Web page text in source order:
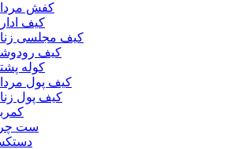
کفش
کیف
کیف مجلسی
کیف
کوله
کیف پول
کیف پول
ست